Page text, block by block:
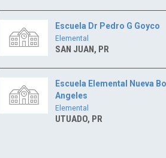
Escuela Dr Pedro G Goyco
Elemental
SAN JUAN, PR
Escuela Elemental Nueva Bo
Angeles
Elemental
UTUADO, PR